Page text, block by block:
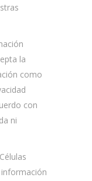
la
como
con
ni